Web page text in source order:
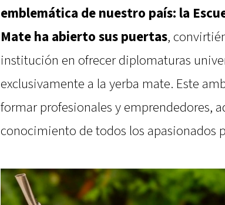
emblemática de nuestro país: la
Mate ha abierto sus puertas,
institución en ofrecer diplomaturas
exclusivamente a la yerba mate. Este
formar profesionales y emprendedores,
conocimiento de todos los apasionados